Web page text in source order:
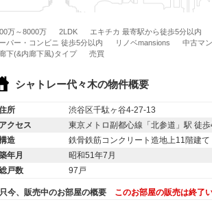
万～8000万 2LDK エキチカ 最寄駅から徒歩5分以内
パー・コンビニ 徒歩5分以内
リノベmansions
中古マ
下(&内廊下風)タイプ
売買
シャトレー代々木の物件概要
所
渋谷区千駄ヶ谷4-27-13
クセス
東京メトロ副都心線「北参道」駅 徒
造
鉄骨鉄筋コンクリート造地上11階建て
年月
昭和51年7月
戸数
97戸
今、販売中のお部屋の概要 このお部屋の販売は終了